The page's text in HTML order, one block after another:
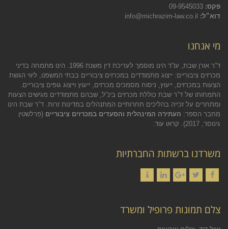
פקס:
דוא״ל:
מי אנחנו
ד”ר אורן שבת, עו”ד הינו מוסמך לעריכת דין משנת 1996. הינו מתמחה בדיני
מכרזים ציבוריים: ייצוג מתמודדים במכרזים ציבוריים בבתי המשפט, ליווי הגשת
הצעות במכרזים, ייעוץ, ניסוח מסמכים מכרזים, ייעוץ וייצוג גופים ציבוריים.
התמחותו של ד”ר שבת כוללת מכרזים בינ”ל, שבהם מתמודדים מגישים הצעות
ומתחרים על זכייה בהליכים תחרותיים המתנהלים במדינות זרות. ד”ר שבת הינו
מחבר הספר: העתירה המינהלית והסעדים במכרזים ציבוריים (פרלשטין
גינוסר, 2017).
קראו עוד.
משרדנו ברשתות החברתיות
צלם תמונות פרופיל ומשרד